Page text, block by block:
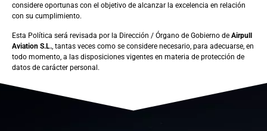
considere oportunas con el objetivo de alcanzar la excelencia en relación
con su cumplimiento.
Esta Política será revisada por la Dirección / Órgano de Gobierno de Airpull
Aviation S.L. , tantas veces como se considere necesario, para adecuarse, en
todo momento, a las disposiciones vigentes en materia de protección de
datos de carácter personal.